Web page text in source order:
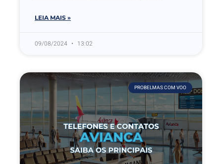
LEIA MAIS »
09/08/2024 13:02
PROBELMAS COM VOO